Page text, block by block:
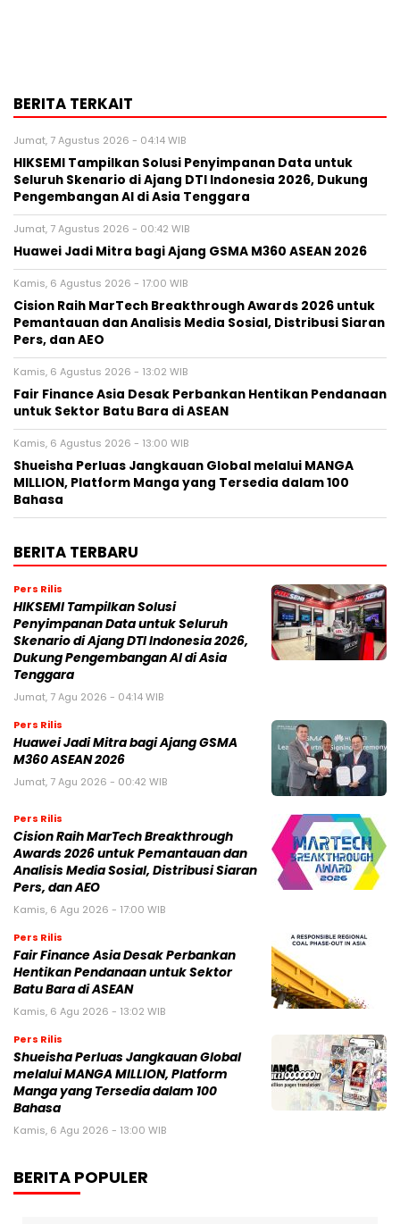
BERITA TERKAIT
Jumat, 7 Agustus 2026 - 04:14 WIB
HIKSEMI Tampilkan Solusi Penyimpanan Data untuk
Seluruh Skenario di Ajang DTI Indonesia 2026, Dukung
Pengembangan AI di Asia Tenggara
Jumat, 7 Agustus 2026 - 00:42 WIB
Huawei Jadi Mitra bagi Ajang GSMA M360 ASEAN 2026
Kamis, 6 Agustus 2026 - 17:00 WIB
Cision Raih MarTech Breakthrough Awards 2026 untuk
Pemantauan dan Analisis Media Sosial, Distribusi Siaran
Pers, dan AEO
Kamis, 6 Agustus 2026 - 13:02 WIB
Fair Finance Asia Desak Perbankan Hentikan Pendanaan
untuk Sektor Batu Bara di ASEAN
Kamis, 6 Agustus 2026 - 13:00 WIB
Shueisha Perluas Jangkauan Global melalui MANGA
MILLION, Platform Manga yang Tersedia dalam 100
Bahasa
BERITA TERBARU
Pers Rilis
HIKSEMI Tampilkan Solusi
Penyimpanan Data untuk Seluruh
Skenario di Ajang DTI Indonesia 2026,
Dukung Pengembangan AI di Asia
Tenggara
Jumat, 7 Agu 2026 - 04:14 WIB
Pers Rilis
Huawei Jadi Mitra bagi Ajang GSMA
M360 ASEAN 2026
Jumat, 7 Agu 2026 - 00:42 WIB
Pers Rilis
Cision Raih MarTech Breakthrough
Awards 2026 untuk Pemantauan dan
Analisis Media Sosial, Distribusi Siaran
Pers, dan AEO
Kamis, 6 Agu 2026 - 17:00 WIB
Pers Rilis
Fair Finance Asia Desak Perbankan
Hentikan Pendanaan untuk Sektor
Batu Bara di ASEAN
Kamis, 6 Agu 2026 - 13:02 WIB
Pers Rilis
Shueisha Perluas Jangkauan Global
melalui MANGA MILLION, Platform
Manga yang Tersedia dalam 100
Bahasa
Kamis, 6 Agu 2026 - 13:00 WIB
BERITA POPULER